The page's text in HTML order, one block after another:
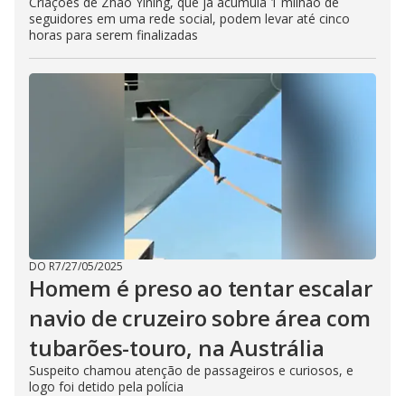
seguidores em uma rede social, podem levar até cinco
horas para serem finalizadas
DO R7/27/05/2025
Homem é preso ao tentar escalar
navio de cruzeiro sobre área com
tubarões-touro, na Austrália
Suspeito chamou atenção de passageiros e curiosos, e
logo foi detido pela polícia